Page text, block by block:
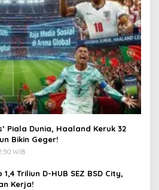
Piala Dunia, Haaland Keruk 32
Bikin Geger!
WIB
Triliun D-HUB SEZ BSD City,
Kerja!